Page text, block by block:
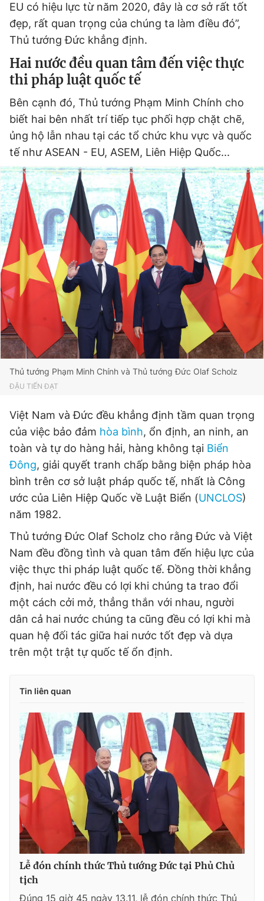
EU có hiệu lực từ năm 2020, đây là cơ sở rất tốt
đẹp, rất quan trọng của chúng ta làm điều đó”,
Thủ tướng Đức khẳng định.
Hai nước đều quan tâm đến việc thực
thi pháp luật quốc tế
Bên cạnh đó, Thủ tướng Phạm Minh Chính cho
biết hai bên nhất trí tiếp tục phối hợp chặt chẽ,
ủng hộ lẫn nhau tại các tổ chức khu vực và quốc
tế như ASEAN - EU, ASEM, Liên Hiệp Quốc...
Thủ tướng Phạm Minh Chính và Thủ tướng Đức Olaf Scholz
ĐẬU TIẾN ĐẠT
Việt Nam và Đức đều khẳng định tầm quan trọng
của việc bảo đảm hòa bình, ổn định, an ninh, an
toàn và tự do hàng hải, hàng không tại Biển
Đông, giải quyết tranh chấp bằng biện pháp hòa
bình trên cơ sở luật pháp quốc tế, nhất là Công
ước của Liên Hiệp Quốc về Luật Biển (UNCLOS)
năm 1982.
Thủ tướng Đức Olaf Scholz cho rằng Đức và Việt
Nam đều đồng tình và quan tâm đến hiệu lực của
việc thực thi pháp luật quốc tế. Đồng thời khẳng
định, hai nước đều có lợi khi chúng ta trao đổi
một cách cởi mở, thẳng thắn với nhau, người
dân cả hai nước chúng ta cũng đều có lợi khi mà
quan hệ đối tác giữa hai nước tốt đẹp và dựa
trên một trật tự quốc tế ổn định.
Tin liên quan
Lễ đón chính thức Thủ tướng Đức tại Phủ Chủ
tịch
Đúng 15 giờ 45 ngày 13.11, lễ đón chính thức Thủ